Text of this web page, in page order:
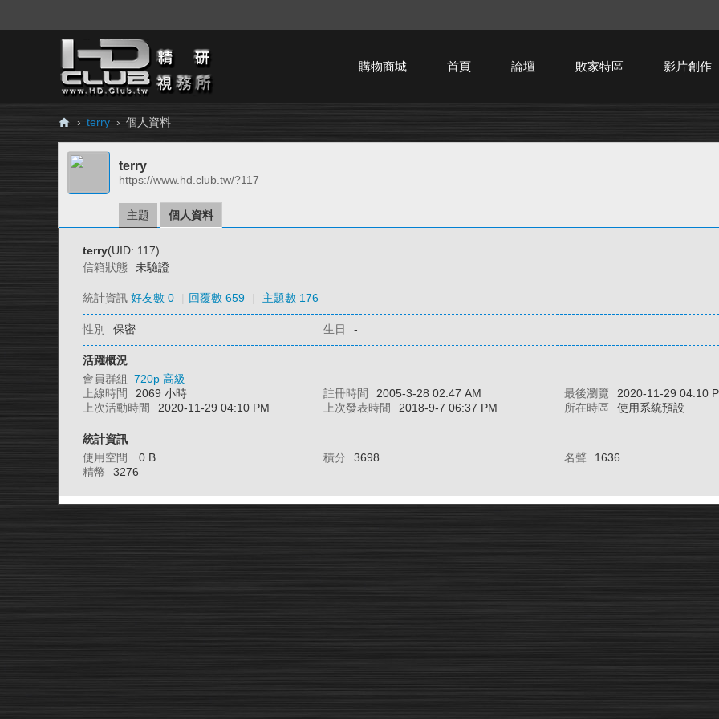
購物商城 首頁 論壇 敗家特區 影片創作
H
Cl
› terry › 個人資料
terry
https://www.hd.club.tw/?117
主題 個人資料
terry(UID: 117)
信箱狀態
未驗證
統計資訊 好友數 0 回覆數 659 主題數 176
性別 保密 生日 -
活躍概況
會員群組 720p 高級
上線時間
2069 小時 註冊時間 2005-3-28 02:47 AM 最後瀏覽
2020-11-29 04:10
上次活動時間
2020-11-29 04:10 PM 上次發表時間 2018-9-7 06:37 PM 所在時區 使用系統預設
統計資訊
使用空間
0 B 積分 3698 名聲
1636
精幣
3276